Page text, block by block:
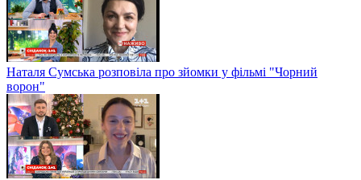
Наталя Сумська розповіла про зйомки у фільмі "Чорний
ворон"